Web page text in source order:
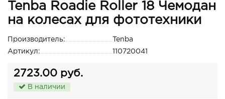
Tenba Roadie Roller 18 Чемодан
на колесах для фототехники
Производитель:
Tenba
Артикул:
110720041
2723.00 руб.
В наличии